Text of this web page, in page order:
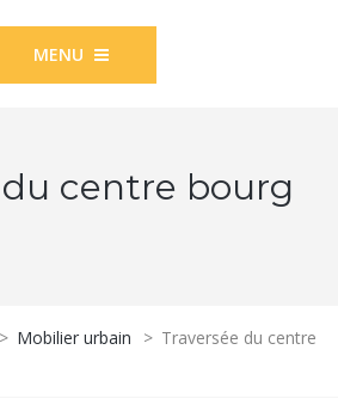
MENU
du centre bourg
> Mobilier urbain > Traversée du centre